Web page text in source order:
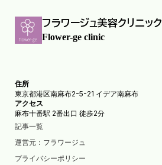
フラワージュ美容クリニック
Flower-ge clinic
住所
東京都港区南麻布2-5-21 イデア南麻布
アクセス
麻布十番駅 2番出口 徒歩2分
記事一覧
運営元：フラワージュ
プライバシーポリシー